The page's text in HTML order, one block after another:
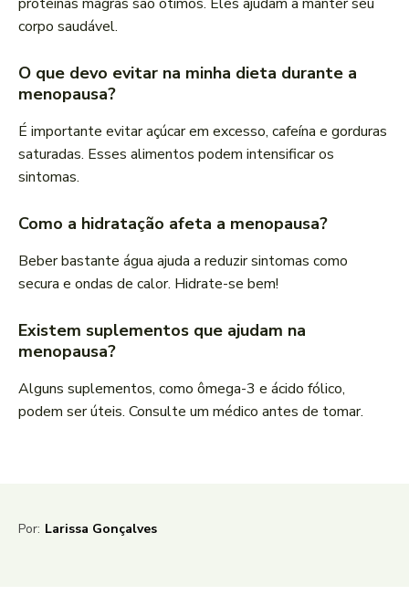
corpo saudável.
O que devo evitar na minha dieta durante a
menopausa?
É importante evitar açúcar em excesso, cafeína e gorduras
saturadas. Esses alimentos podem intensificar os
sintomas.
Como a hidratação afeta a menopausa?
Beber bastante água ajuda a reduzir sintomas como
secura e ondas de calor. Hidrate-se bem!
Existem suplementos que ajudam na
menopausa?
Alguns suplementos, como ômega-3 e ácido fólico,
podem ser úteis. Consulte um médico antes de tomar.
Por: Larissa Gonçalves